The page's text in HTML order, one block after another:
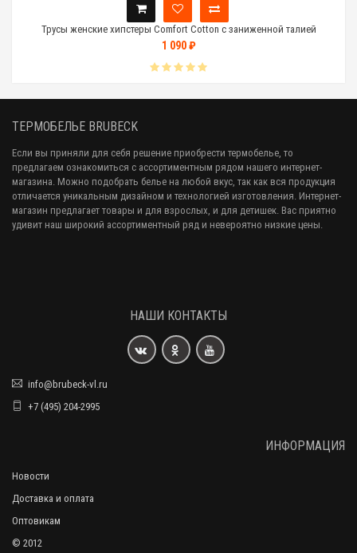
Трусы женские хипстеры Comfort Cotton с заниженной талией
1 090 ₽
ТЕРМОБЕЛЬЕ BRUBECK
Если вы приняли для себя решение приобрести термобелье, то
предлагаем ознакомиться с ассортиментным рядом нашего интернет-
магазина. Можно подобрать белье на любой вкус, так как вся продукция
отличается уникальным дизайном и технологией изготовления. Интернет-
магазин предлагает товары и для взрослых, и для детишек. Вас приятно
удивит наш широкий ассортиментный ряд и невероятно низкие цены.
НАШИ КОНТАКТЫ
info@brubeck-vl.ru
+7 (495) 204-2995
ИНФОРМАЦИЯ
Новости
Доставка и оплата
Оптовикам
© 2012